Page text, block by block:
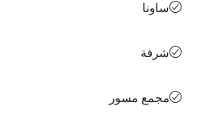
ساونا
شرفة
مجمع مسور